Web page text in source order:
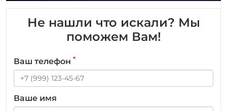
Не нашли что искали? Мы
поможем Вам!
Ваш телефон *
Ваше имя